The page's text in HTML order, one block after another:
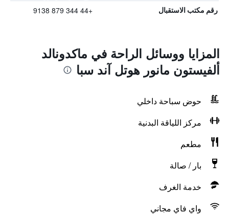
رقم مكتب الاستقبال +44 344 879 9138
المزايا ووسائل الراحة في ماكدونالد
ألفيستون مانور هوتل آند سبا
حوض سباحة داخلي
مركز اللياقة البدنية
مطعم
بار / صالة
خدمة الغرف
واي فاي مجاني